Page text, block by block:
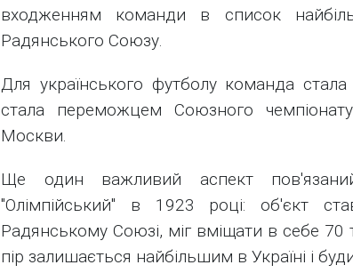
входженням команди в список
Радянського Союзу.
Для українського футболу команда
стала переможцем Союзного
Москви.
Ще один важливий аспект
"Олімпійський" в 1923 році: об'єкт
Радянському Союзі, міг вміщати в себе 70
пір залишається найбільшим в Україні і